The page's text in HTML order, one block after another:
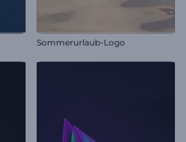
Sommerurlaub-Logo